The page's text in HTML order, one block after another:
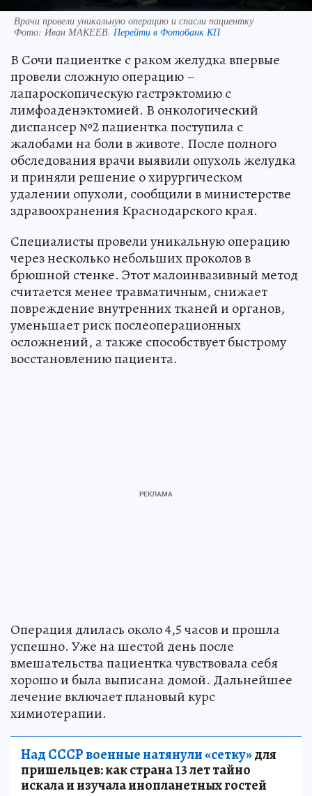
Врачи провели уникальную операцию и спасли пациентку
Фото: Иван МАКЕЕВ. Перейти в Фотобанк КП
В Сочи пациентке с раком желудка впервые
провели сложную операцию –
лапароскопическую гастрэктомию с
лимфоаденэктомией. В онкологический
диспансер №2 пациентка поступила с
жалобами на боли в животе. После полного
обследования врачи выявили опухоль желудка
и приняли решение о хирургическом
удалении опухоли, сообщили в министерстве
здравоохранения Краснодарского края.
Специалисты провели уникальную операцию
через несколько небольших проколов в
брюшной стенке. Этот малоинвазивный метод
считается менее травматичным, снижает
повреждение внутренних тканей и органов,
уменьшает риск послеоперационных
осложнений, а также способствует быстрому
восстановлению пациента.
Операция длилась около 4,5 часов и прошла
успешно. Уже на шестой день после
вмешательства пациентка чувствовала себя
хорошо и была выписана домой. Дальнейшее
лечение включает плановый курс
химиотерапии.
Над СССР военные натянули «сетку»для
пришельцев: как страна 13 лет тайно
искала и изучала инопланетных гостей